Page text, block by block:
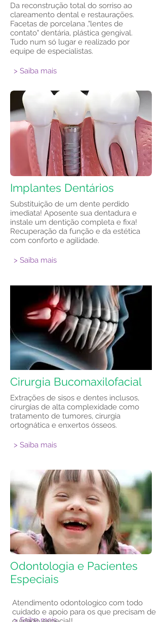
Da reconstrução total do sorriso ao
clareamento dental e restaurações.
Facetas de porcelana ,"lentes de
contato" dentária, plástica gengival.
Tudo num só lugar e realizado por
equipe de especialistas.
> Saiba mais
Implantes Dentários
Substituição de um dente perdido
imediata! Aposente sua dentadura e
instale um dentição completa e fixa!
Recuperação da função e da estética
com conforto e agilidade.
> Saiba mais
Cirurgia Bucomaxilofacial
Extrações de sisos e dentes inclusos,
cirurgias de alta complexidade como
tratamento de tumores, cirurgia
ortognática e enxertos ósseos.
> Saiba mais
Odontologia e Pacientes
Especiais
> Saiba mais
Atendimento odontologico com todo
cuidado e apoio para os que precisam de